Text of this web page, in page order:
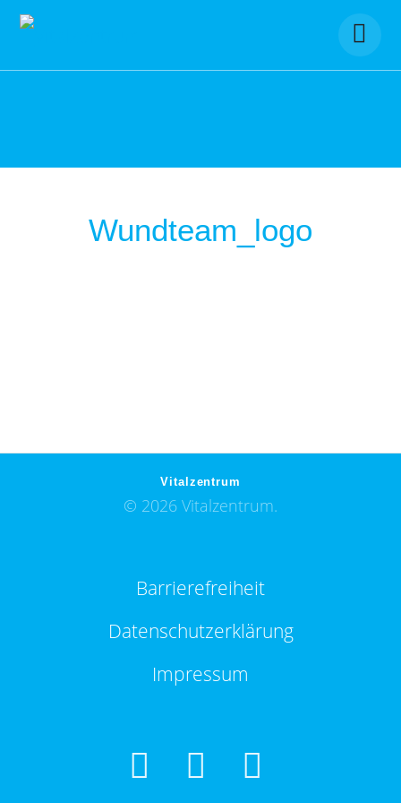
to
Wundteam_logo
Vitalzentrum
© 2026 Vitalzentrum.
Barrierefreiheit
Datenschutzerklärung
Impressum